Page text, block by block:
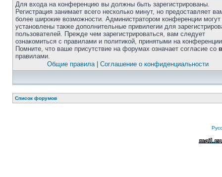
Для входа на конференцию вы должны быть зарегистрированы.
Регистрация занимает всего несколько минут, но предоставляет
более широкие возможности. Администратором конференции
установлены также дополнительные привилегии для
пользователей. Прежде чем зарегистрироваться, вам следует
ознакомиться с правилами и политикой, принятыми на
Помните, что ваше присутствие на форумах означает согласие со
правилами.
Общие правила| Соглашение о конфиденциальности
Список форумов